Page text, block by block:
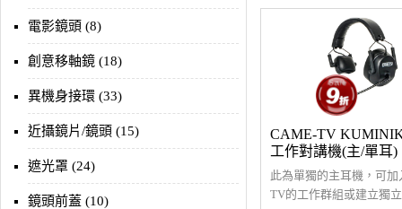
電影鏡頭 (8)
創意移軸鏡 (18)
異機身接環 (33)
近攝鏡片/鏡頭 (15)
遮光罩 (24)
鏡頭前蓋 (10)
CAME-TV
工作對講機(主/單耳)
此為單獨的主耳機，可加
TV的工作群組或建立獨